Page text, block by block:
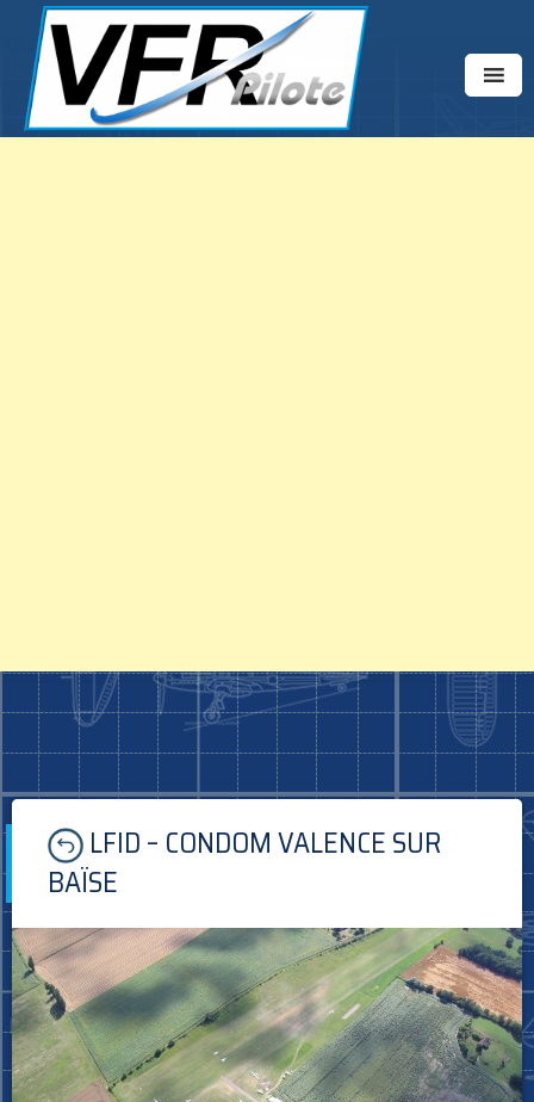
Skip
content
LFID – CONDOM VALENCE SUR
BAÏSE